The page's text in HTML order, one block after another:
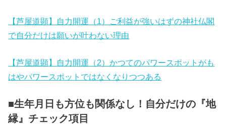
【芦屋道顕】自力開運（1）ご利益が強いはずの神社仏閣
で自分だけは願いが叶わない理由
【芦屋道顕】自力開運（2）かつてのパワースポットがも
はやパワースポットではなくなりつつある
■生年月日も方位も関係なし！自分だけの『地
縁』チェック項目